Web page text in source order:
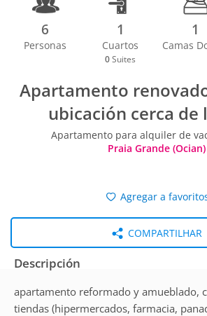
6
Personas
1
Cuartos
0 Suites
1
Camas
Apartamento
ubicación cerca de
Apartamento para alquiler de
Praia Grande (Ocian)
Agregar a
COMPARTILHAR
Descripción
apartamento reformado y amueblado,
tiendas (hipermercados, farmacia,